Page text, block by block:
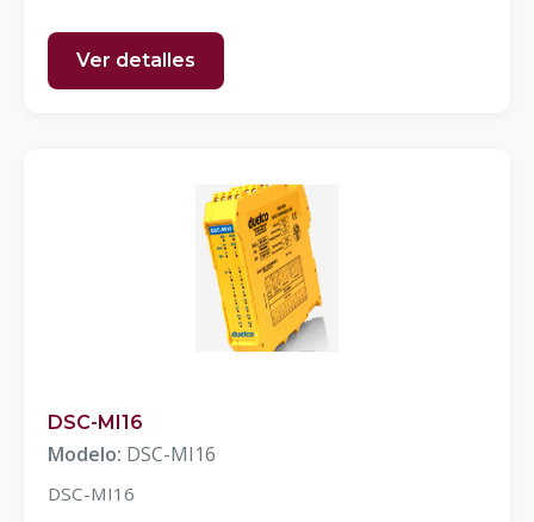
Ver detalles
DSC-MI16
Modelo: DSC-MI16
DSC-MI16